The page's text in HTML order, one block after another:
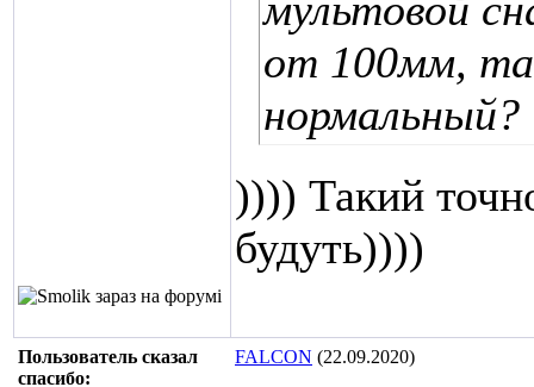
от 100мм,
нормальный?
)))) Такий
будуть))))
Пользователь сказал
cпасибо:
FALCON (22.09.2020)